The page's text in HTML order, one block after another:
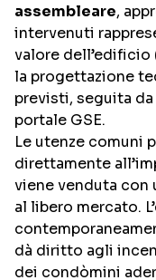
assembleare,
intervenuti
valore dell’edificio
la progettazione
previsti, seguita
portale GSE.
Le utenze comuni
direttamente
viene venduta
al libero mercato.
dà diritto agli
dei condòmini